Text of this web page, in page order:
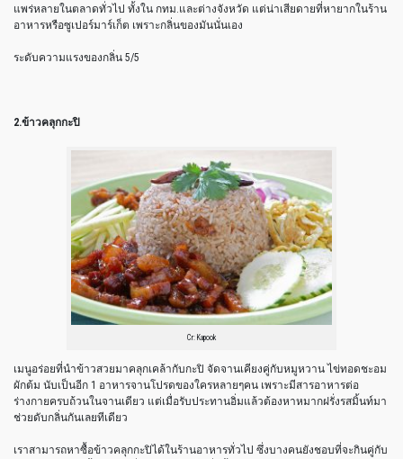
แพร่หลายในตลาดทั่วไป ทั้งใน กทม.และต่างจังหวัด แต่น่าเสียดายที่หายากในร้าน
อาหารหรือซูเปอร์มาร์เก็ต เพราะกลิ่นของมันนั่นเอง
ระดับความแรงของกลิ่น 5/5
2.ข้าวคลุกกะปิ
Cr: Kapook
เมนูอร่อยที่นำข้าวสวยมาคลุกเคล้ากับกะปิ จัดจานเคียงคู่กับหมูหวาน ไข่ทอดชะอม
ผักต้ม นับเป็นอีก 1 อาหารจานโปรดของใครหลายๆคน เพราะมีสารอาหารต่อ
ร่างกายครบถ้วนในจานเดียว แต่เมื่อรับประทานอิ่มแล้วต้องหาหมากฝรั่งรสมิ้นท์มา
ช่วยดับกลิ่นกันเลยทีเดียว
เราสามารถหาซื้อข้าวคลุกกะปิได้ในร้านอาหารทั่วไป ซึ่งบางคนยังชอบที่จะกินคู่กับ